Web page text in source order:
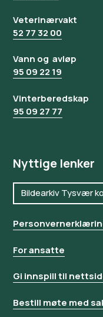
Veterinærvakt
52 77 32 00
Vann og avløp
95 09 22 19
Vinterberedskap
95 09 27 77
Nyttige lenker
Bildearkiv Tysvær
For ansatte
Gi innspill til
Bestill møte med